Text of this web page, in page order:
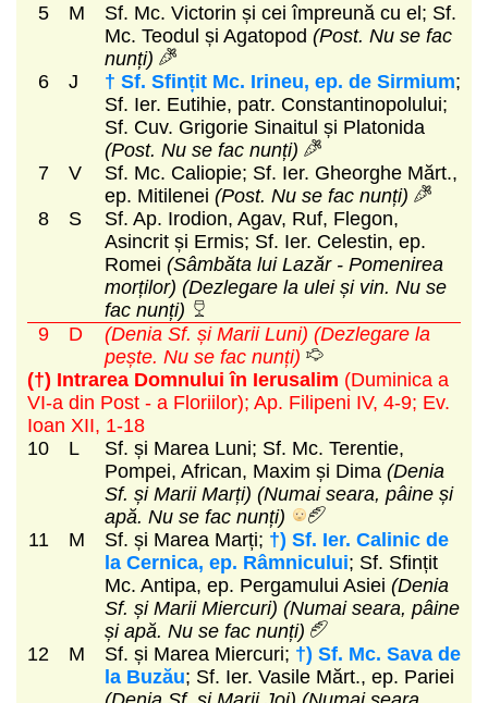
5 M
Sf. Mc. Victorin și cei împreună cu el; Sf.
Mc. Teodul și Agatopod (Post. Nu se fac
nunți)
6
J † Sf. Sfințit Mc. Irineu, ep. de Sirmium;
Sf. Ier. Eutihie, patr. Constantinopolului;
Sf. Cuv. Grigorie Sinaitul și Platonida
(Post. Nu se fac nunți)
7
V
Sf. Mc. Caliopie; Sf. Ier. Gheorghe Mărt.,
ep. Mitilenei (Post. Nu se fac nunți)
8
S
Sf. Ap. Irodion, Agav, Ruf, Flegon,
Asincrit și Ermis; Sf. Ier. Celestin, ep.
Romei (Sâmbăta lui Lazăr - Pomenirea
morților) (Dezlegare la ulei și vin. Nu se
fac nunți)
9
D (Denia Sf. și Marii Luni) (Dezlegare la
pește. Nu se fac nunți)
(†) Intrarea Domnului în Ierusalim (Duminica a
VI-a din Post - a Floriilor); Ap. Filipeni IV, 4-9; Ev.
Ioan XII, 1-18
10
L
Sf. și Marea Luni; Sf. Mc. Terentie,
Pompei, African, Maxim și Dima (Denia
Sf. și Marii Marți) (Numai seara, pâine și
apă. Nu se fac nunți)
11
M Sf. și Marea Marți; †) Sf. Ier. Calinic de
la Cernica, ep. Râmnicului; Sf. Sfințit
Mc. Antipa, ep. Pergamului Asiei (Denia
Sf. și Marii Miercuri) (Numai seara, pâine
și apă. Nu se fac nunți)
12
M Sf. și Marea Miercuri; †) Sf. Mc. Sava de
la Buzău; Sf. Ier. Vasile Mărt., ep. Pariei